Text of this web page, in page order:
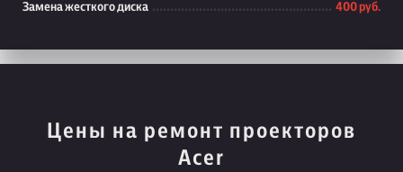
Замена жесткого диска 400 руб.
Цены на ремонт проекторов
Acer